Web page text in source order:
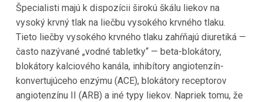
Špecialisti majú k dispozícii širokú škálu liekov na
vysoký krvný tlak na liečbu vysokého krvného tlaku.
Tieto liečby vysokého krvného tlaku zahŕňajú diuretiká —
často nazývané „vodné tabletky“ — beta-blokátory,
blokátory kalciového kanála, inhibítory angiotenzín-
konvertujúceho enzýmu (ACE), blokátory receptorov
angiotenzínu II (ARB) a iné typy liekov. Napriek tomu, že